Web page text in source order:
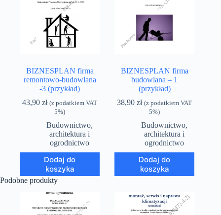
BIZNESPLAN firma
remontowo-budowlana
-3 (przykład)
43,90zł (z podatkiem VAT
5%)
Budownictwo,
architektura i
ogrodnictwo
Dodaj do
koszyka
BIZNESPLAN firma
budowlana – 1
(przykład)
38,90zł (z podatkiem VAT
5%)
Budownictwo,
architektura i
ogrodnictwo
Dodaj do
koszyka
Podobne produkty